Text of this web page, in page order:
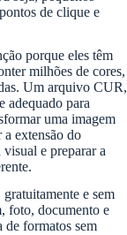
de clique e
porque eles têm
milhões de cores,
Um arquivo CUR,
adequado para
uma imagem
a extensão do
e preparar a
e sem
foto, documento e
formatos sem